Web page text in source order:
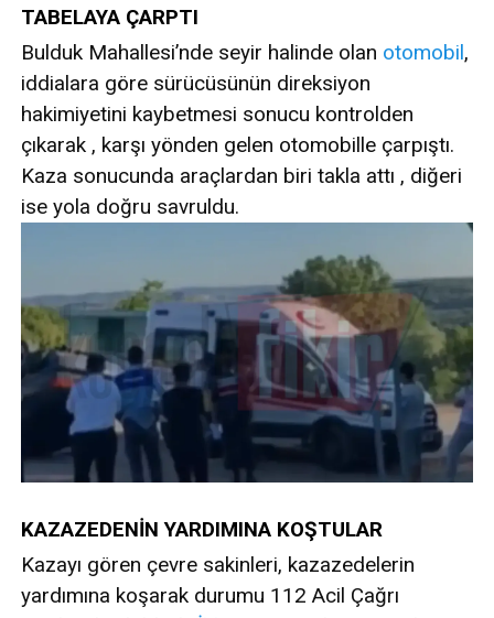
TABELAYA ÇARPTI
Bulduk Mahallesi’nde seyir halinde olan otomobil,
iddialara göre sürücüsünün direksiyon
hakimiyetini kaybetmesi sonucu kontrolden
çıkarak , karşı yönden gelen otomobille çarpıştı.
Kaza sonucunda araçlardan biri takla attı , diğeri
ise yola doğru savruldu.
KAZAZEDENİN YARDIMINA KOŞTULAR
Kazayı gören çevre sakinleri, kazazedelerin
yardımına koşarak durumu 112 Acil Çağrı